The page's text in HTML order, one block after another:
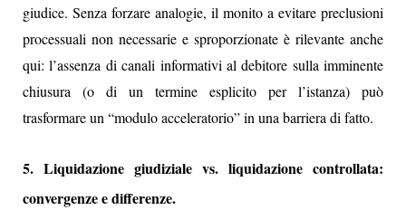
giudice. Senza forzare analogie, il monito a evitare preclusioni
processuali non necessarie e sproporzionate è rilevante anche
qui: l’assenza di canali informativi al debitore sulla imminente
chiusura (o di un termine esplicito per l’istanza) può
trasformare un “modulo acceleratorio” in una barriera di fatto.
5. Liquidazione giudiziale vs. liquidazione controllata:
convergenze e differenze.